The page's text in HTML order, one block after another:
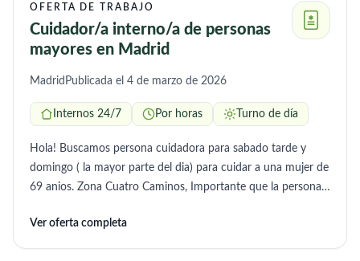
OFERTA DE TRABAJO
Cuidador/a interno/a de personas
mayores en Madrid
Madrid Publicada el 4 de marzo de 2026
Internos 24/7 Por horas Turno de día
Hola! Buscamos persona cuidadora para sabado tarde y
domingo ( la mayor parte del dia) para cuidar a una mujer de
69 anios. Zona Cuatro Caminos, Importante que la persona
semana, Interesados/as por privado. Gracias!
Ver oferta completa